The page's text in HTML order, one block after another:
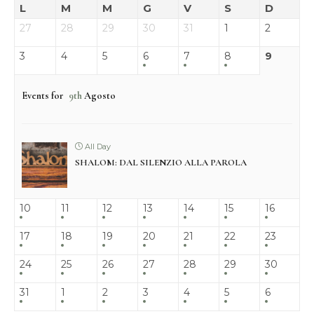
L M M G V S D
27 28 29 30 31 1 2
3 4 5 6 7 8 9
Events for 9thAgosto
All Day
SHALOM: DAL SILENZIO ALLA PAROLA
10 11 12 13 14 15 16
17 18 19 20 21 22 23
24 25 26 27 28 29 30
31 1 2 3 4 5 6